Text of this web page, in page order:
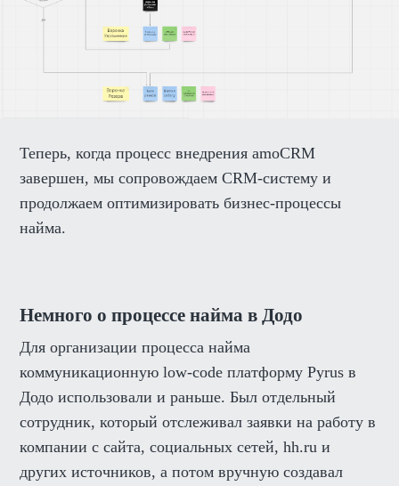
Теперь, когда процесс внедрения amoCRM
завершен, мы сопровождаем CRM-систему и
продолжаем оптимизировать бизнес-процессы
найма.
Немного о процессе найма в Додо
Для организации процесса найма
коммуникационную low-code платформу Pyrus в
Додо использовали и раньше. Был отдельный
сотрудник, который отслеживал заявки на работу в
компании с сайта, социальных сетей, hh.ru и
других источников, а потом вручную создавал